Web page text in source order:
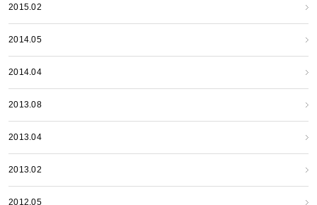
2015.02
2014.05
2014.04
2013.08
2013.04
2013.02
2012.05